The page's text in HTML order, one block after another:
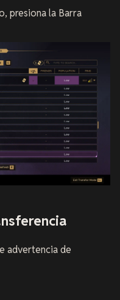
presiona la Barra
advertencia de